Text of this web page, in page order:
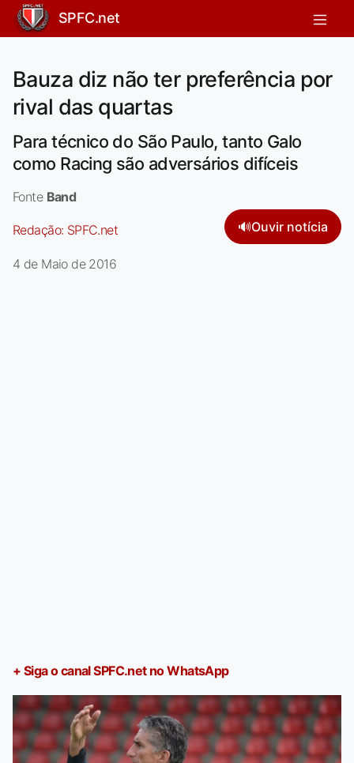
SPFC.net
Bauza diz não ter preferência por
rival das quartas
Para técnico do São Paulo, tanto Galo
como Racing são adversários difíceis
Fonte Band
Redação: SPFC.net 🔊Ouvir notícia
4 de Maio de 2016
+ Siga o canal SPFC.net no WhatsApp